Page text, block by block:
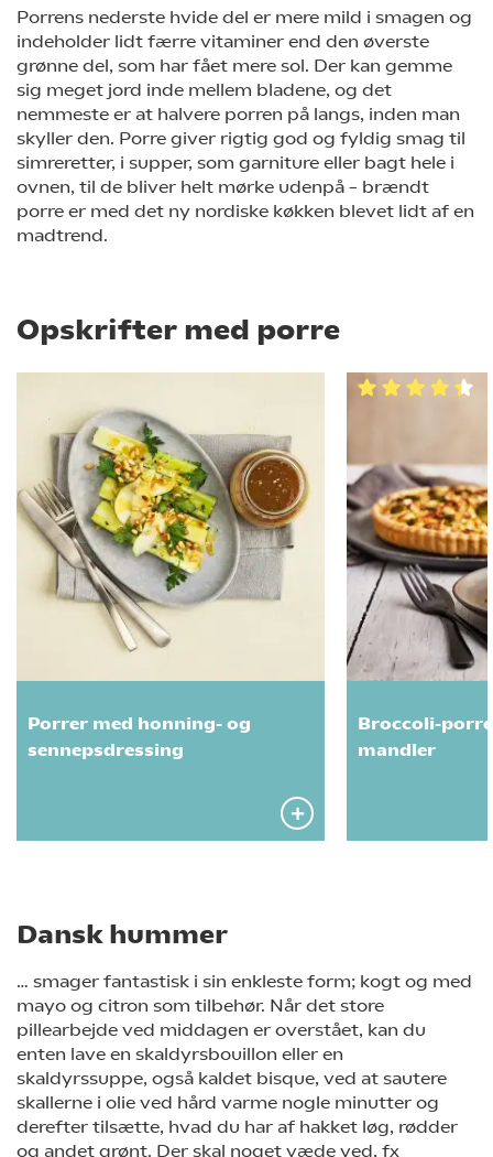
Porrens nederste hvide del er mere mild i smagen og
indeholder lidt færre vitaminer end den øverste
grønne del, som har fået mere sol. Der kan gemme
sig meget jord inde mellem bladene, og det
nemmeste er at halvere porren på langs, inden man
skyller den. Porre giver rigtig god og fyldig smag til
simreretter, i supper, som garniture eller bagt hele i
ovnen, til de bliver helt mørke udenpå – brændt
porre er med det ny nordiske køkken blevet lidt af en
madtrend.
Opskrifter med porre
Porrer med honning- og
sennepsdressing
Broccoli-
mandler
Dansk hummer
… smager fantastisk i sin enkleste form; kogt og med
mayo og citron som tilbehør. Når det store
pillearbejde ved middagen er overstået, kan du
enten lave en skaldyrsbouillon eller en
skaldyrssuppe, også kaldet bisque, ved at sautere
skallerne i olie ved hård varme nogle minutter og
derefter tilsætte, hvad du har af hakket løg, rødder
og andet grønt. Der skal noget væde ved, fx